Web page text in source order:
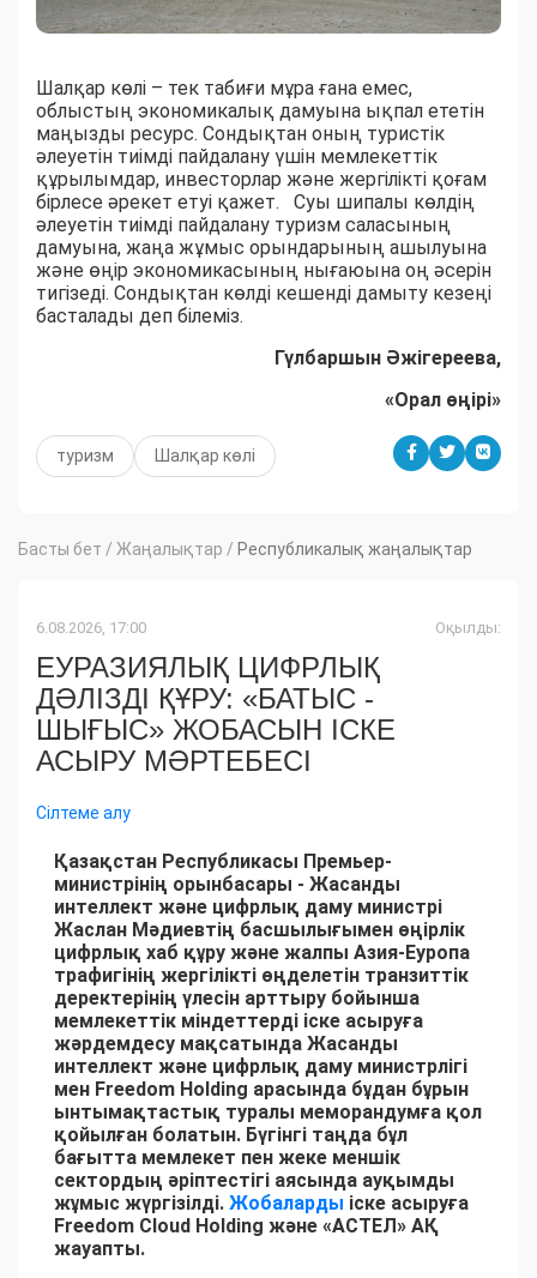
Шалқар көлі – тек табиғи мұра ғана емес,
облыстың экономикалық дамуына ықпал ететін
маңызды ресурс. Сондықтан оның туристік
әлеуетін тиімді пайдалану үшін мемлекеттік
құрылымдар, инвесторлар және жергілікті қоғам
бірлесе әрекет етуі қажет. Суы шипалы көлдің
әлеуетін тиімді пайдалану туризм саласының
дамуына, жаңа жұмыс орындарының ашылуына
және өңір экономикасының нығаюына оң әсерін
тигізеді. Сондықтан көлді кешенді дамыту кезеңі
басталады деп білеміз.
Гүлбаршын Әжігереева,
«Орал өңірі»
туризм Шалқар көлі
Басты бет / Жаңалықтар / Республикалық жаңалықтар
6.08.2026, 17:00 Оқылды:
ЕУРАЗИЯЛЫҚ ЦИФРЛЫҚ
ДӘЛІЗДІ ҚҰРУ: «БАТЫС -
ШЫҒЫС» ЖОБАСЫН ІСКЕ
АСЫРУ МӘРТЕБЕСІ
Сілтеме алу
Қазақстан Республикасы Премьер-
министрінің орынбасары - Жасанды
интеллект және цифрлық даму министрі
Жаслан Мәдиевтің басшылығымен өңірлік
цифрлық хаб құру және жалпы Азия-Еуропа
трафигінің жергілікті өңделетін транзиттік
деректерінің үлесін арттыру бойынша
мемлекеттік міндеттерді іске асыруға
жәрдемдесу мақсатында Жасанды
интеллект және цифрлық даму министрлігі
мен Freedom Holding арасында бұдан бұрын
ынтымақтастық туралы меморандумға қол
қойылған болатын. Бүгінгі таңда бұл
бағытта мемлекет пен жеке меншік
сектордың әріптестігі аясында ауқымды
жұмыс жүргізілді. Жобаларды іске асыруға
Freedom Cloud Holding және «АСТЕЛ» АҚ
жауапты.